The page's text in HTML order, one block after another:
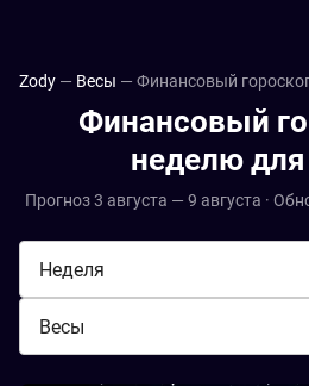
Zody Весы Финансовый
Финансовый
неделю
Прогноз 3 августа — 9 августа ·